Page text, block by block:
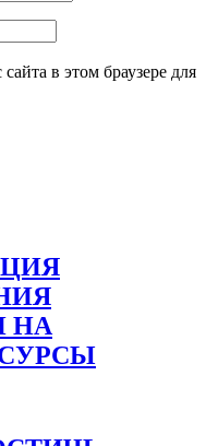
в этом браузере для
НА